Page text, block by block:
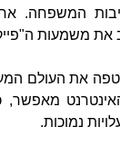
המשפחה.
משמעות ה"פייק
את העולם
נמוכות.